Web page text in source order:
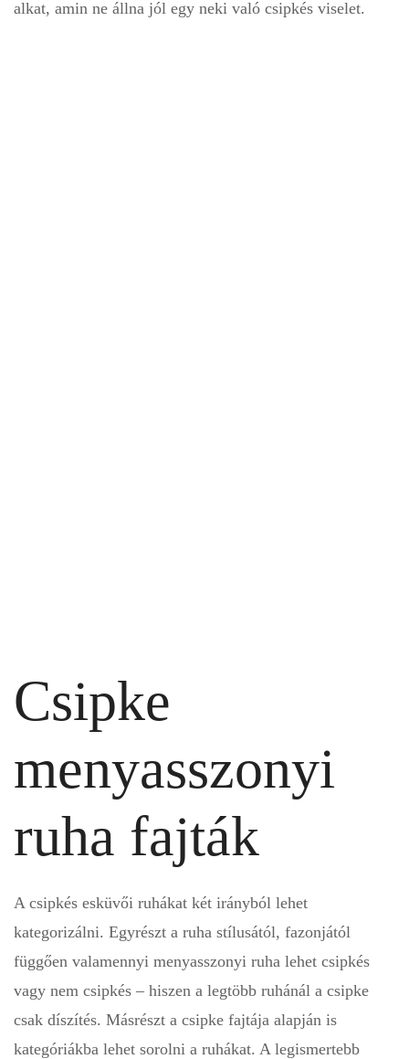
alkat, amin ne állna jól egy neki való csipkés viselet.
Csipke
menyasszonyi
ruha fajták
A csipkés esküvői ruhákat két irányból lehet
kategorizálni. Egyrészt a ruha stílusától, fazonjától
függően valamennyi menyasszonyi ruha lehet csipkés
vagy nem csipkés – hiszen a legtöbb ruhánál a csipke
csak díszítés. Másrészt a csipke fajtája alapján is
kategóriákba lehet sorolni a ruhákat. A legismertebb